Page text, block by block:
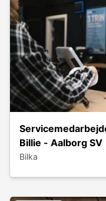
Billie - Aalborg SV
Bilka